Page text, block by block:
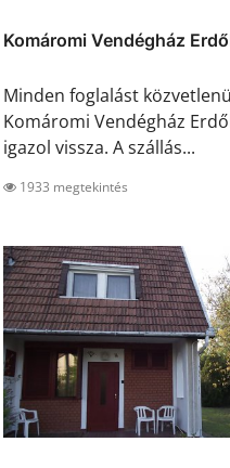
Komáromi Vendégház
Minden foglalást
Komáromi Vendégház
igazol vissza. A szállás...
1933 megtekintés